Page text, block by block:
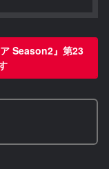
Season2』第23